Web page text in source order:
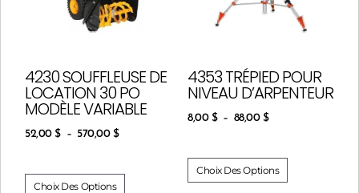
4230 SOUFFLEUSE DE
LOCATION 30 PO
MODÈLE VARIABLE
52,00$ – 570,00 $
Choix Des Options
4353 TRÉPIED POUR
NIVEAU D’ARPENTEUR
8,00 $ – 88,00 $
Choix Des Options